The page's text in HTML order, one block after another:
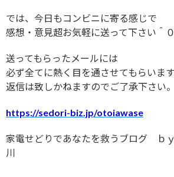
では、今日もコンビニに寄る感じで
感想・意見超お気軽に送って下さい＾
送ってもらったメールには
必ず全てに熱く目を通させてもらいま
返信は致しかねますのでご了承下さい。
https://sedori-biz.jp/otoiawase
家電せどりであなたを救うブログ ｂ
川